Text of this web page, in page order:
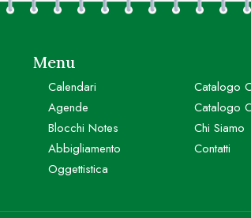
Menu
Calendari
Agende
Blocchi Notes
Abbigliamento
Oggettistica
Catalogo
Catalogo
Chi Siamo
Contatti